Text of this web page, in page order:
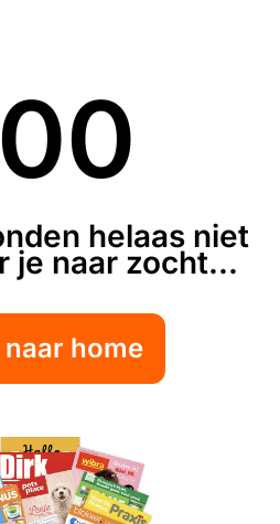
500
helaas niet
je naar zocht...
home